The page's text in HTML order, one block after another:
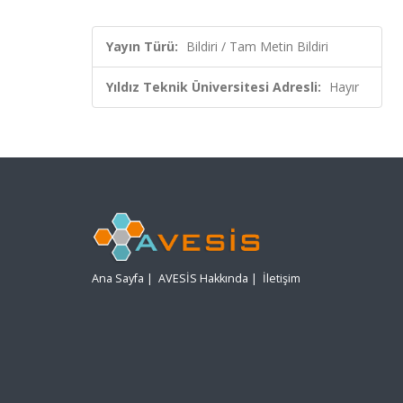
Yayın Türü: Bildiri / Tam Metin Bildiri
Yıldız Teknik Üniversitesi Adresli: Hayır
Ana Sayfa | AVESİS Hakkında | İletişim